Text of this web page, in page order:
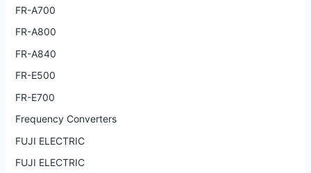
FR-A700
FR-A800
FR-A840
FR-E500
FR-E700
Frequency Converters
FUJI ELECTRIC
FUJI ELECTRIC